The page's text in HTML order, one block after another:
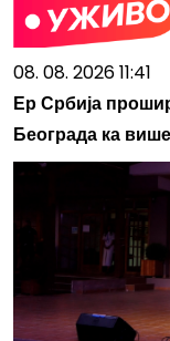
08. 08. 2026 11:41
Ер Србија
Београда ка